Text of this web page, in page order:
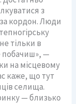
з
кордон. Люди
тільки в
побачиш», —
на місцевому
каже, що тут
селища.
— близько